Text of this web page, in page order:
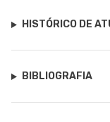
HISTÓRICO DE
BIBLIOGRAFIA